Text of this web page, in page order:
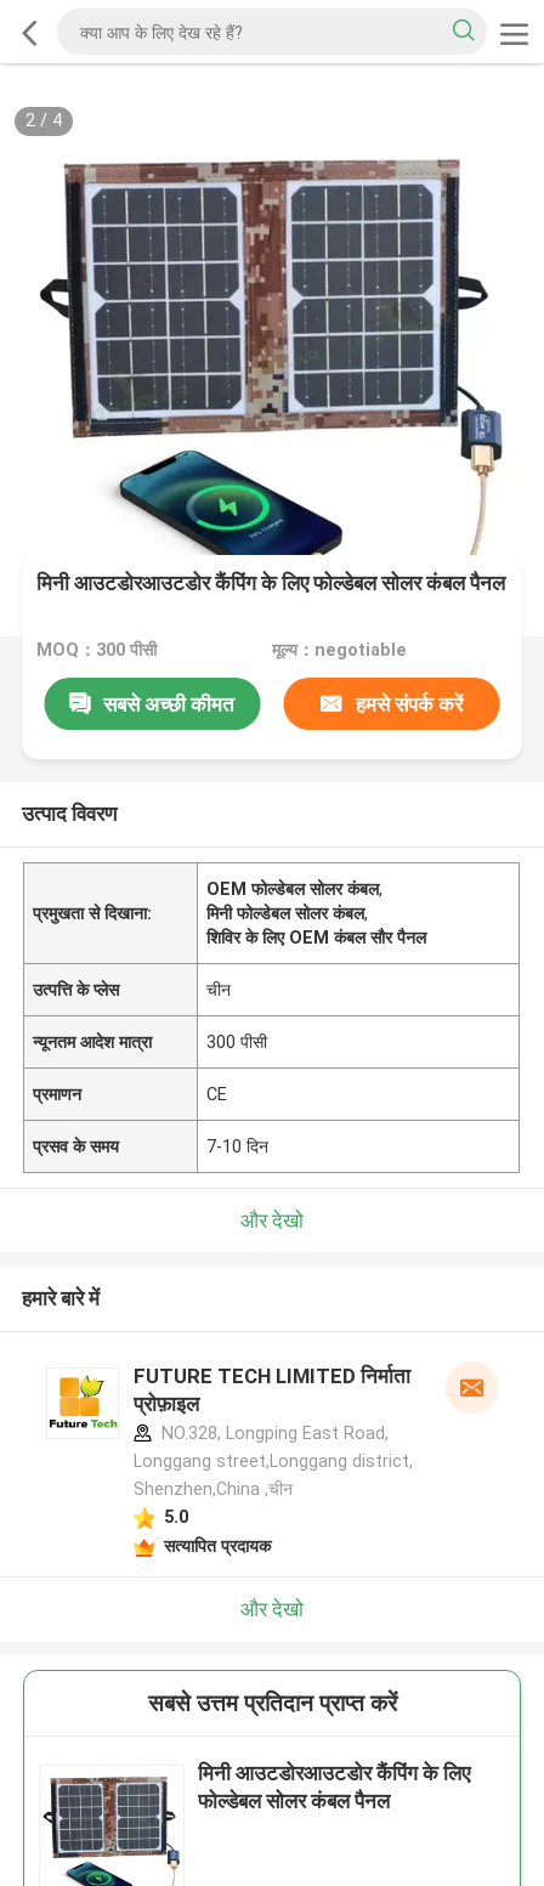
2/ 4
मिनी आउटडोरआउटडोर कैंपिंग के लिए फोल्डेबल सोलर कंबल पैनल
MOQ：300 पीसी मूल्य：negotiable
सबसे अच्छी कीमत हमसे संपर्क करें
उत्पाद विवरण
प्रमुखता से दिखाना:
OEM फोल्डेबल सोलर कंबल,
मिनी फोल्डेबल सोलर कंबल,
शिविर के लिए OEM कंबल सौर पैनल
उत्पत्ति के प्लेस चीन
न्यूनतम आदेश मात्रा 300 पीसी
प्रमाणन CE
प्रसव के समय 7-10 दिन
और देखो
हमारे बारे में
FUTURE TECH LIMITED निर्माता
प्रोफ़ाइल
NO.328, Longping East Road,
Longgang street,Longgang district,
Shenzhen,China ,चीन
5.0
सत्यापित प्रदायक
और देखो
सबसे उत्तम प्रतिदान प्राप्त करें
मिनी आउटडोरआउटडोर कैंपिंग के लिए
फोल्डेबल सोलर कंबल पैनल